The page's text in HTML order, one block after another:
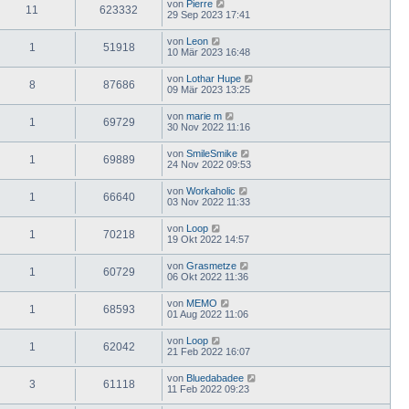
11 623332 von Pierre
29 Sep 2023 17:41
1 51918 von Leon
10 Mär 2023 16:48
8 87686 von Lothar Hupe
09 Mär 2023 13:25
1 69729 von marie m
30 Nov 2022 11:16
1 69889 von SmileSmike
24 Nov 2022 09:53
1 66640 von Workaholic
03 Nov 2022 11:33
1 70218 von Loop
19 Okt 2022 14:57
1 60729 von Grasmetze
06 Okt 2022 11:36
1 68593 von MEMO
01 Aug 2022 11:06
1 62042 von Loop
21 Feb 2022 16:07
3 61118 von Bluedabadee
11 Feb 2022 09:23